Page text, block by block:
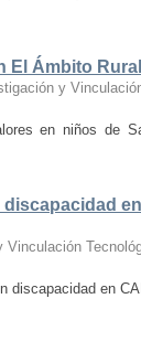
Ámbito
y
en niños de
en